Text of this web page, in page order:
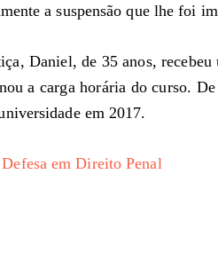
a suspensão que lhe foi
Daniel, de 35 anos, recebeu
a carga horária do curso.
em 2017.
em Direito Penal